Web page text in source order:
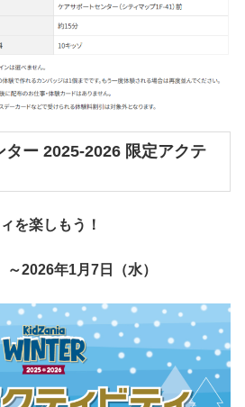
ター 2025-2026 限定アクテ
を楽しもう！
2026年1月7日（水）